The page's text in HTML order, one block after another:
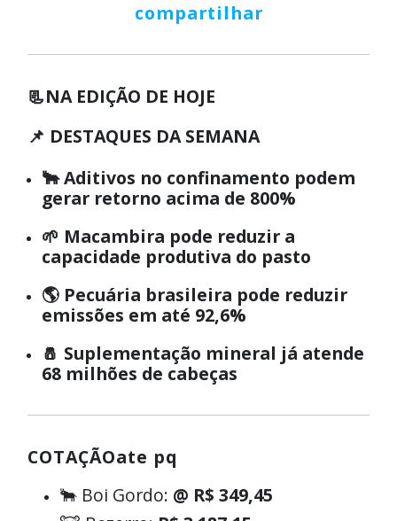
compartilhar
📃NA EDIÇÃO DE HOJE
📌 DESTAQUES DA SEMANA
🐂 Aditivos no confinamento podem
gerar retorno acima de 800%
🌱 Macambira pode reduzir a
capacidade produtiva do pasto
🌎 Pecuária brasileira pode reduzir
emissões em até 92,6%
🧂 Suplementação mineral já atende
68 milhões de cabeças
COTAÇÃOate pq
🐂 Boi Gordo: @ R$ 349,45